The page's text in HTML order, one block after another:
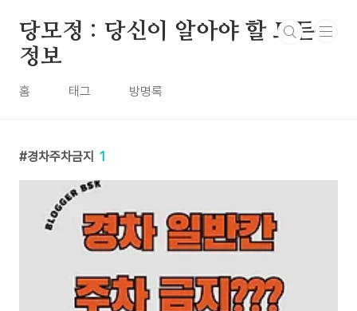
당모정 : 당신이 알아야 할 모든
정보
홈 태그 방명록
경차주차금지 1